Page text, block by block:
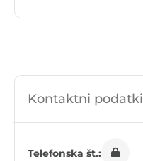
Kontaktni podatki
Telefonska št.: